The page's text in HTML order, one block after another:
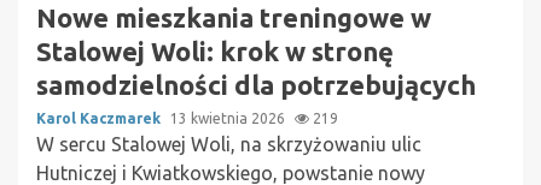
Nowe mieszkania treningowe w
Stalowej Woli: krok w stronę
samodzielności dla potrzebujących
Karol Kaczmarek 13 kwietnia 2026 219
W sercu Stalowej Woli, na skrzyżowaniu ulic
Hutniczej i Kwiatkowskiego, powstanie nowy